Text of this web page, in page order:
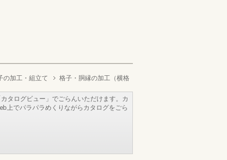
の加工・組立て
格子・胴縁の加工（横格
タログビュー」でごらんいただけます。カ
上でパラパラめくりながらカタログをごら